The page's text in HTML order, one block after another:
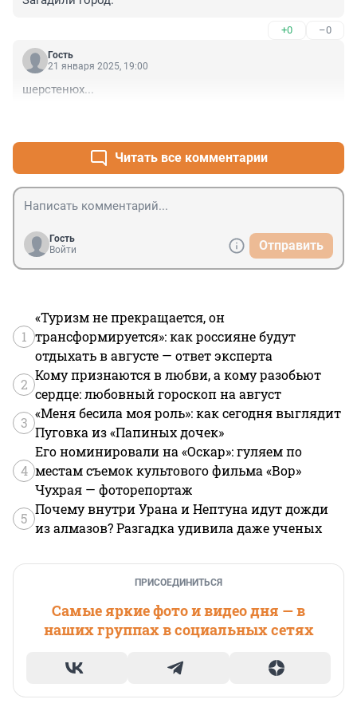
+0 –0
Гость
21 января 2025, 19:00
шерстенюх...
Читать все комментарии
Гость
Войти
Отправить
1
«Туризм не прекращается, он
трансформируется»: как россияне будут
отдыхать в августе — ответ эксперта
2
Кому признаются в любви, а кому разобьют
сердце: любовный гороскоп на август
3
«Меня бесила моя роль»: как сегодня выглядит
Пуговка из «Папиных дочек»
4
Его номинировали на «Оскар»: гуляем по
местам съемок культового фильма «Вор»
Чухрая — фоторепортаж
5
Почему внутри Урана и Нептуна идут дожди
из алмазов? Разгадка удивила даже ученых
ПРИСОЕДИНИТЬСЯ
Самые яркие фото и видео дня — в
наших группах в социальных сетях